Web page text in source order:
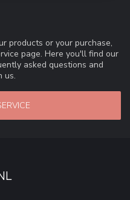
products or your purchase,
page. Here you'll find our
asked questions and
us.